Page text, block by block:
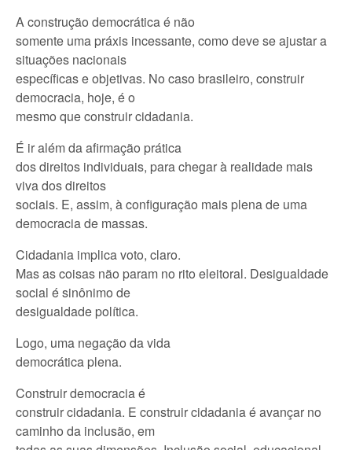
A construção democrática é não
somente uma práxis incessante, como deve se ajustar a
situações nacionais
específicas e objetivas. No caso brasileiro, construir
democracia, hoje, é o
mesmo que construir cidadania.
É ir além da afirmação prática
dos direitos individuais, para chegar à realidade mais
viva dos direitos
sociais. E, assim, à configuração mais plena de uma
democracia de massas.
Cidadania implica voto, claro.
Mas as coisas não param no rito eleitoral. Desigualdade
social é sinônimo de
desigualdade política.
Logo, uma negação da vida
democrática plena.
Construir democracia é
construir cidadania. E construir cidadania é avançar no
caminho da inclusão, em